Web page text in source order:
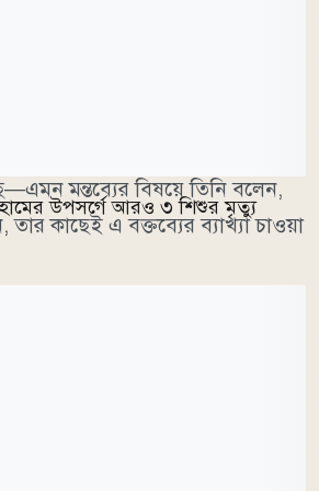
মন্তব্যের বিষয়ে তিনি বলেন,
কাছেই এ বক্তব্যের ব্যাখ্যা চাওয়া
হামের উপসর্গে আরও ৩ শিশুর মৃত্যু